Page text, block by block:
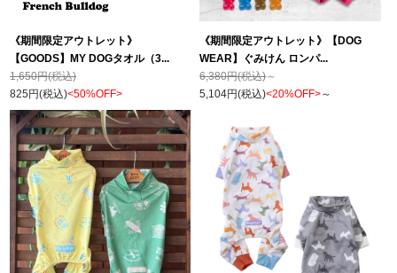
《期間限定アウトレット》
【GOODS】MY DOGタオル（3...
1,650円(税込)
825円(税込)<50%OFF>
《期間限定アウトレット》【DOG
WEAR】ぐみけん ロンパ...
6,380円(税込)～
5,104円(税込)<20%OFF>～